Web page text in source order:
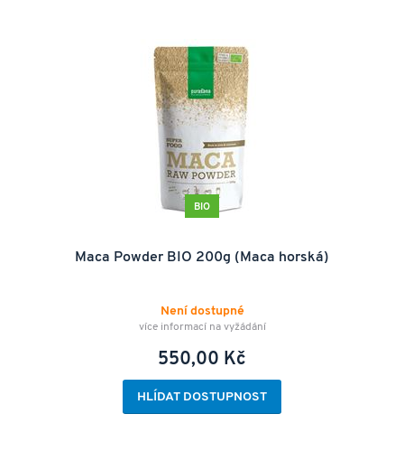
BIO
Maca Powder BIO 200g (Maca horská)
Není dostupné
více informací na vyžádání
550,00 Kč
HLÍDAT DOSTUPNOST